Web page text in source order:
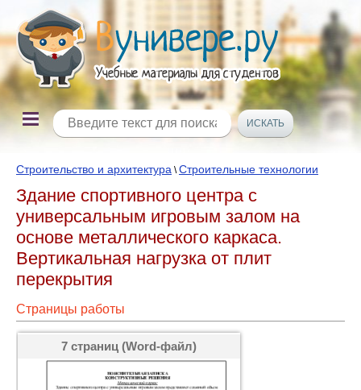
Строительство и архитектура \Строительные технологии
Здание спортивного центра с
универсальным игровым залом на
основе металлического каркаса.
Вертикальная нагрузка от плит
перекрытия
Страницы работы
7 страниц (Word-файл)